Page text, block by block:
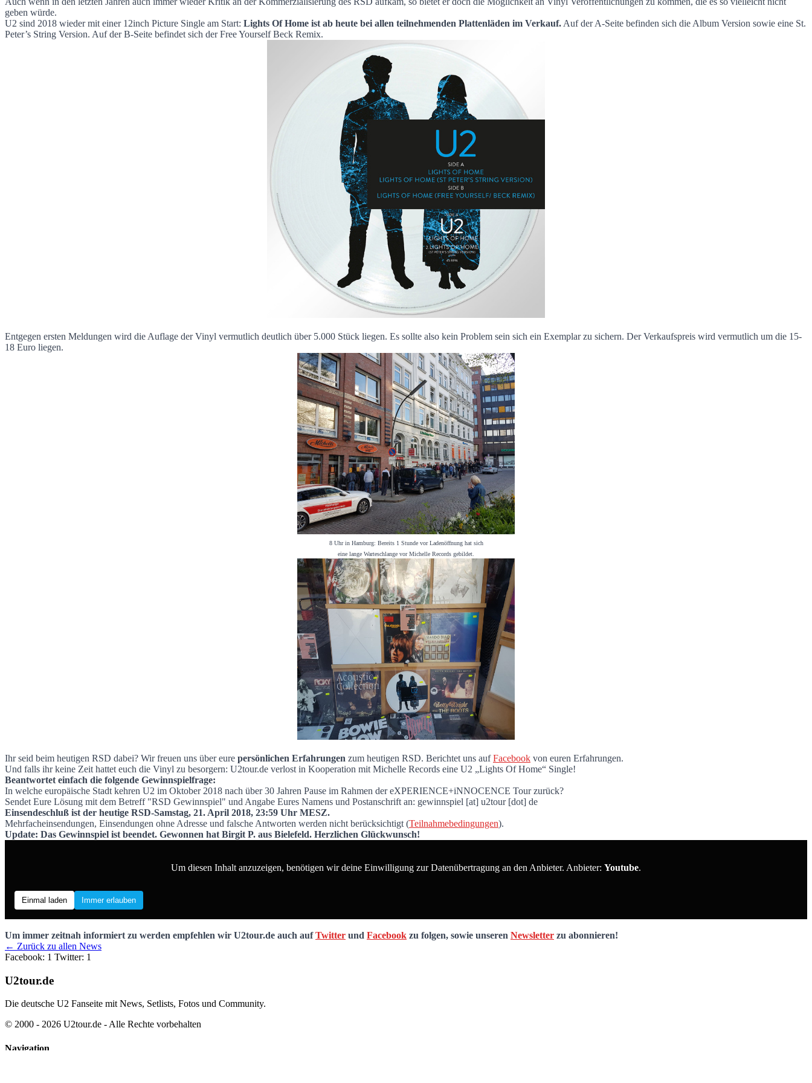
geben würde.
U2 sind 2018 wieder mit einer 12inch Picture Single am Start: Lights Of Home ist ab heute bei allen teilnehmenden Plattenläden im Verkauf. Auf der A-Seite befinden sich die Album Version sowie eine St.
Peter’s String Version. Auf der B-Seite befindet sich der Free Yourself Beck Remix.
Entgegen ersten Meldungen wird die Auflage der Vinyl vermutlich deutlich über 5.000 Stück liegen. Es sollte also kein Problem sein sich ein Exemplar zu sichern. Der Verkaufspreis wird vermutlich um die 15-
18 Euro liegen.
8 Uhr in Hamburg: Bereits 1 Stunde vor Ladenöffnung hat sich
eine lange Warteschlange vor Michelle Records gebildet.
Ihr seid beim heutigen RSD dabei? Wir freuen uns über eure persönlichen Erfahrungen zum heutigen RSD. Berichtet uns aufFacebook von euren Erfahrungen.
Und falls ihr keine Zeit hattet euch die Vinyl zu besorgern: U2tour.de verlost in Kooperation mit Michelle Records eine U2 „Lights Of Home“ Single!
Beantwortet einfach die folgende Gewinnspielfrage:
In welche europäische Stadt kehren U2 im Oktober 2018 nach über 30 Jahren Pause im Rahmen der eXPERIENCE+iNNOCENCE Tour zurück?
Sendet Eure Lösung mit dem Betreff "RSD Gewinnspiel" und Angabe Eures Namens und Postanschrift an: gewinnspiel [at] u2tour [dot] de
Einsendeschluß ist der heutige RSD-Samstag, 21. April 2018, 23:59 Uhr MESZ.
Mehrfacheinsendungen, Einsendungen ohne Adresse und falsche Antworten werden nicht berücksichtigt (Teilnahmebedingungen).
Update: Das Gewinnspiel ist beendet. Gewonnen hat Birgit P. aus Bielefeld. Herzlichen Glückwunsch!
Um diesen Inhalt anzuzeigen, benötigen wir deine Einwilligung zur Datenübertragung an den Anbieter. Anbieter: Youtube.
Einmal laden Immer erlauben
Um immer zeitnah informiert zu werden empfehlen wir U2tour.de auch aufTwitter und Facebook zu folgen, sowie unseren Newsletter zu abonnieren!
← Zurück zu allen News
Facebook: 1 Twitter: 1
U2tour.de
Die deutsche U2 Fanseite mit News, Setlists, Fotos und Community.
© 2000 - 2026 U2tour.de - Alle Rechte vorbehalten
Navigation